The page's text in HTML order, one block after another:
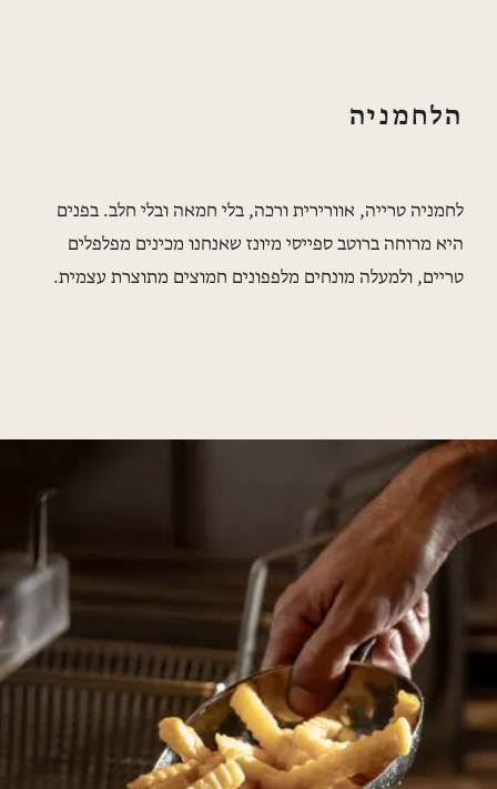
הלחמניה
לחמניה טרייה, אוורירית ורכה, בלי חמאה ובלי חלב. בפנים
היא מרוחה ברוטב ספייסי מיונז שאנחנו מכינים מפלפלים
טריים, ולמעלה מונחים מלפפונים חמוצים מתוצרת עצמית.